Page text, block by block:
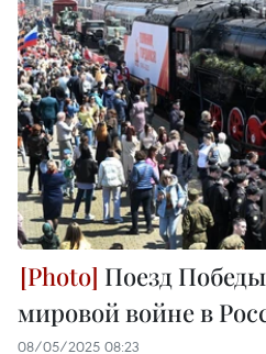
Поезд
мировой войне в
08/05/2025 08:23